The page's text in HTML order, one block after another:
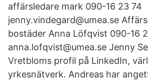
affärsledare mark 090-16 23 74
jenny.vindegard@umea.se
bostäder Anna Löfqvist 090-16
anna.lofqvist@umea.se Jenny
Vretbloms profil på LinkedIn,
yrkesnätverk. Andreas har